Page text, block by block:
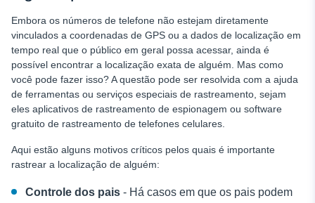
Embora os números de telefone não estejam diretamente
vinculados a coordenadas de GPS ou a dados de localização em
tempo real que o público em geral possa acessar, ainda é
possível encontrar a localização exata de alguém. Mas como
você pode fazer isso? A questão pode ser resolvida com a ajuda
de ferramentas ou serviços especiais de rastreamento, sejam
eles aplicativos de rastreamento de espionagem ou software
gratuito de rastreamento de telefones celulares.
Aqui estão alguns motivos críticos pelos quais é importante
rastrear a localização de alguém:
Controle dos pais - Há casos em que os pais podem